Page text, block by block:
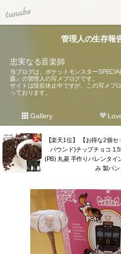
tuna.be
管理人の生存報
忠実なる音楽師
当ブログは、ポケットモンスター
森』の管理人の写メブログです。
サイトは現在休止中ですが、この写メブ
っております。
Gallery
【楽天1位】 【お得な2個
パウンド)チップチョコ
(PB) 丸菱 手作りバレンタイ
み 製パ